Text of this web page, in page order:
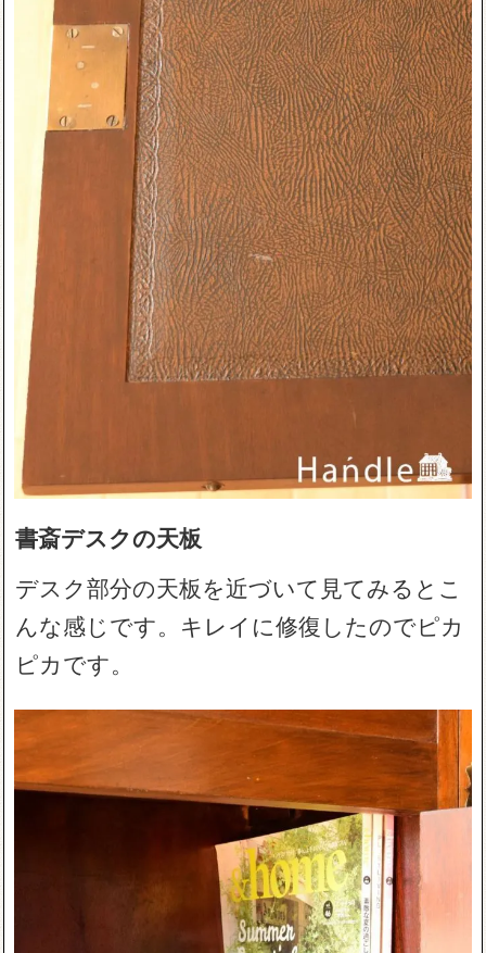
書斎デスクの天板
デスク部分の天板を近づいて見てみるとこ
んな感じです。キレイに修復したのでピカ
ピカです。